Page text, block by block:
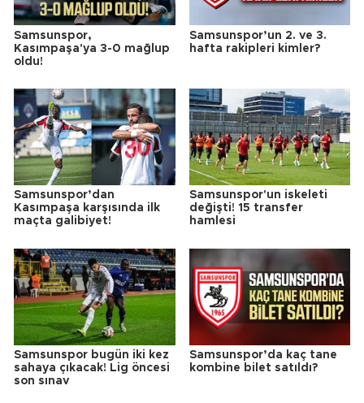
Samsunspor,
Kasımpaşa'ya 3-0 mağlup
oldu!
Samsunspor’un 2. ve 3.
hafta rakipleri kimler?
Samsunspor’dan
Kasımpaşa karşısında ilk
maçta galibiyet!
Samsunspor'un iskeleti
değişti! 15 transfer
hamlesi
Samsunspor bugün iki kez
sahaya çıkacak! Lig öncesi
son sınav
Samsunspor’da kaç tane
kombine bilet satıldı?